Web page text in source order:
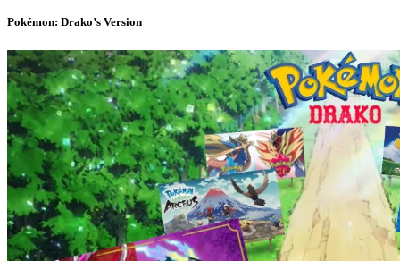
Pokémon: Drako’s Version